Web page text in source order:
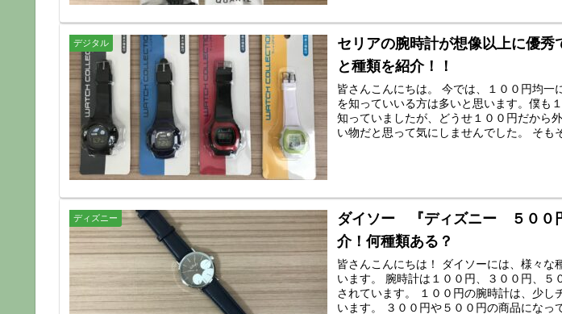
デジタル
セリアの腕時計が想像以上に優秀
と種類を紹介！！
皆さんこんにちは。 今では、１００円均一
を知っていいる方は多いと思います。僕も
知っていましたが、どうせ１００円だから
い物だと思って気にしませんでした。 そも
ディズニー
ダイソー 『ディズニー ５００
介！何種類ある？
皆さんこんにちは！ ダイソーには、様々な
います。 腕時計は１００円、３００円、５
されています。 １００円の腕時計は、少し
います。 ３００円や５００円の商品になっ